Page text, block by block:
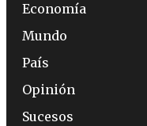
Economía
Mundo
País
Opinión
Sucesos